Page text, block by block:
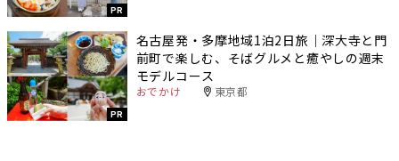
PR
PR
名古屋発・多摩地域1泊2日旅｜深大寺と門
前町で楽しむ、そばグルメと癒やしの週末
モデルコース
おでかけ 東京都